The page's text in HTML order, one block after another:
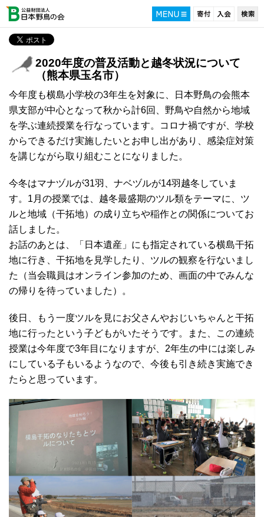
2020年度の普及活動と越冬状況について
（熊本県玉名市）
今年度も横島小学校の3年生を対象に、日本野鳥の会熊本
県支部が中心となって秋から計6回、野鳥や自然から地域
を学ぶ連続授業を行なっています。コロナ禍ですが、学校
からできるだけ実施したいとお申し出があり、感染症対策
を講じながら取り組むことになりました。
今冬はマナヅルが31羽、ナベヅルが14羽越冬していま
す。1月の授業では、越冬最盛期のツル類をテーマに、ツ
ルと地域（干拓地）の成り立ちや稲作との関係についてお
話しました。
お話のあとは、「日本遺産」にも指定されている横島干拓
地に行き、干拓地を見学したり、ツルの観察を行ないまし
た（当会職員はオンライン参加のため、画面の中でみんな
の帰りを待っていました）。
後日、もう一度ツルを見にお父さんやおじいちゃんと干拓
地に行ったという子どもがいたそうです。また、この連続
授業は今年度で3年目になりますが、2年生の中には楽しみ
にしている子もいるようなので、今後も引き続き実施でき
たらと思っています。